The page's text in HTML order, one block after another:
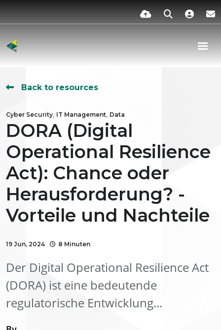
Back to resources
Cyber Security, IT Management, Data
DORA (Digital
Operational Resilience
Act): Chance oder
Herausforderung? -
Vorteile und Nachteile
19 Jun, 2024 8 Minuten
Der Digital Operational Resilience Act
(DORA) ist eine bedeutende
regulatorische Entwicklung...